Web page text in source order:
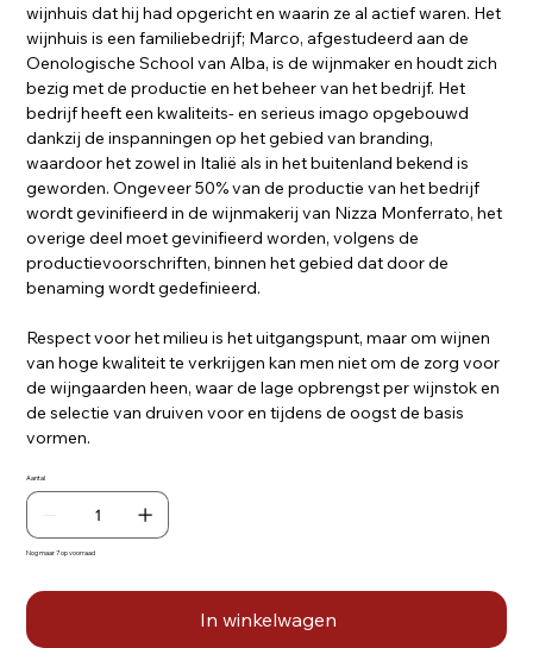
wijnhuis dat hij had opgericht en waarin ze al actief waren. Het
wijnhuis is een familiebedrijf; Marco, afgestudeerd aan de
Oenologische School van Alba, is de wijnmaker en houdt zich
bezig met de productie en het beheer van het bedrijf. Het
bedrijf heeft een kwaliteits- en serieus imago opgebouwd
dankzij de inspanningen op het gebied van branding,
waardoor het zowel in Italië als in het buitenland bekend is
geworden. Ongeveer 50% van de productie van het bedrijf
wordt gevinifieerd in de wijnmakerij van Nizza Monferrato, het
overige deel moet gevinifieerd worden, volgens de
productievoorschriften, binnen het gebied dat door de
benaming wordt gedefinieerd.
Respect voor het milieu is het uitgangspunt, maar om wijnen
van hoge kwaliteit te verkrijgen kan men niet om de zorg voor
de wijngaarden heen, waar de lage opbrengst per wijnstok en
de selectie van druiven voor en tijdens de oogst de basis
vormen.
Aantal
Nog maar 7 op voorraad
In winkelwagen